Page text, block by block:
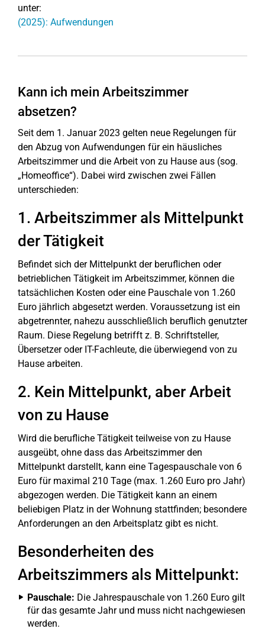
unter:
(2025): Aufwendungen
Kann ich mein Arbeitszimmer
absetzen?
Seit dem 1. Januar 2023 gelten neue Regelungen für
den Abzug von Aufwendungen für ein häusliches
Arbeitszimmer und die Arbeit von zu Hause aus (sog.
„Homeoffice“). Dabei wird zwischen zwei Fällen
unterschieden:
1. Arbeitszimmer als Mittelpunkt
der Tätigkeit
Befindet sich der Mittelpunkt der beruflichen oder
betrieblichen Tätigkeit im Arbeitszimmer, können die
tatsächlichen Kosten oder eine Pauschale von 1.260
Euro jährlich abgesetzt werden. Voraussetzung ist ein
abgetrennter, nahezu ausschließlich beruflich genutzter
Raum. Diese Regelung betrifft z. B. Schriftsteller,
Übersetzer oder IT-Fachleute, die überwiegend von zu
Hause arbeiten.
2. Kein Mittelpunkt, aber Arbeit
von zu Hause
Wird die berufliche Tätigkeit teilweise von zu Hause
ausgeübt, ohne dass das Arbeitszimmer den
Mittelpunkt darstellt, kann eine Tagespauschale von 6
Euro für maximal 210 Tage (max. 1.260 Euro pro Jahr)
abgezogen werden. Die Tätigkeit kann an einem
beliebigen Platz in der Wohnung stattfinden; besondere
Anforderungen an den Arbeitsplatz gibt es nicht.
Besonderheiten des
Arbeitszimmers als Mittelpunkt:
Pauschale: Die Jahrespauschale von 1.260 Euro gilt
für das gesamte Jahr und muss nicht nachgewiesen
werden.